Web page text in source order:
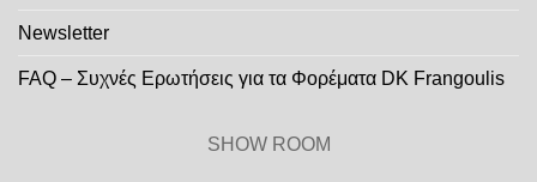
Newsletter
FAQ – Συχνές Ερωτήσεις για τα Φορέματα DK Frangoulis
SHOW ROOM